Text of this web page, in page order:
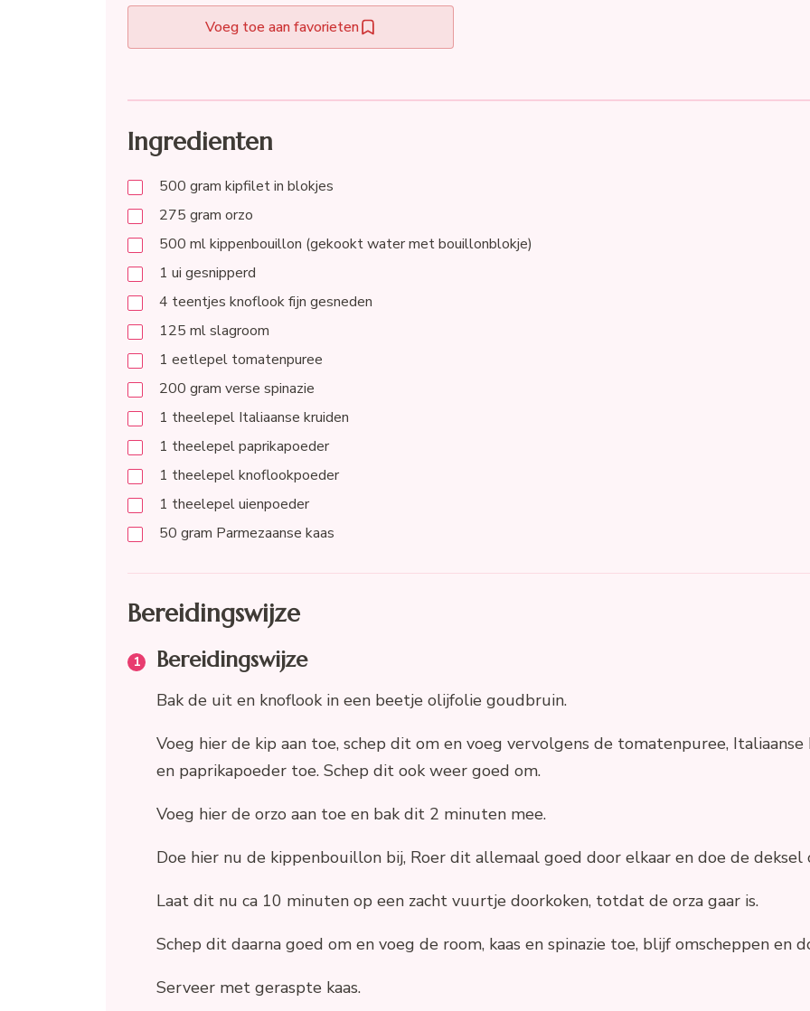
Voeg toe aan favorieten
Ingredienten
500 gram kipfilet in blokjes
275 gram orzo
500 mlkippenbouillon (gekookt water met bouillonblokje)
1 ui gesnipperd
4 teentjes knoflook fijn gesneden
125 mlslagroom
1 eetlepel tomatenpuree
200 gram verse spinazie
1 theelepel Italiaanse kruiden
1 theelepelpaprikapoeder
1 theelepelknoflookpoeder
1 theelepeluienpoeder
50 gram Parmezaanse kaas
Bereidingswijze
Bereidingswijze
Bak de uit en knoflook in een beetje olijfolie goudbruin.
Voeg hier de kip aan toe, schep dit om en voeg vervolgens de tomatenpuree,
en paprikapoeder toe. Schep dit ook weer goed om.
Voeg hier de orzo aan toe en bak dit 2 minuten mee.
Doe hier nu de kippenbouillon bij, Roer dit allemaal goed door elkaar en doe de deksel
Laat dit nu ca 10 minuten op een zacht vuurtje doorkoken, totdat de orza gaar is.
Schep dit daarna goed om en voeg de room, kaas en spinazie toe, blijf omscheppen en
Serveer met geraspte kaas.